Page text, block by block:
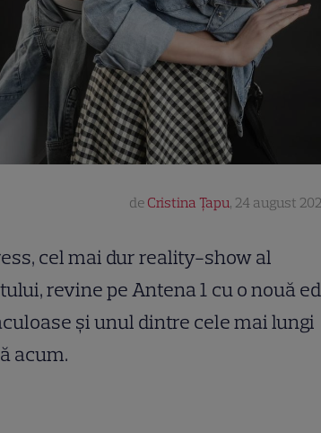
de Cristina Țapu, 24 august
cel mai dur reality-show al
revine pe Antena 1 cu o nouă
și unul dintre cele mai lungi
acum.